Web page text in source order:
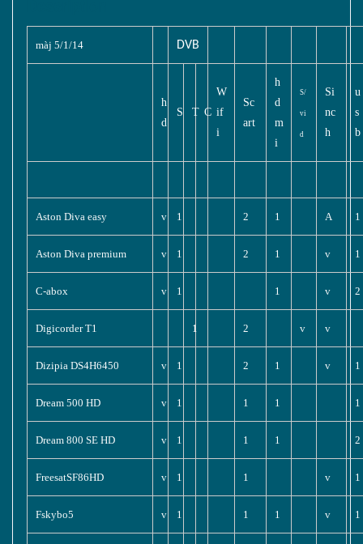
màj 5/1/14 DVB
h
d
S T C
W
if
i
Sc
art
h
d
m
i
S/
vi
d
Si
nc
h
u
s
b
Aston Diva easy v 1 2 1 A 1
Aston Diva premium v 1 2 1 v 1
C-abox v 1 1 v 2
Digicorder T1 1 2 v v
Dizipia DS4H6450 v 1 2 1 v 1
Dream 500 HD v 1 1 1 1
Dream 800 SE HD v 1 1 1 2
FreesatSF86HD v 1 1 v 1
Fskybo5 v 1 1 1 v 1